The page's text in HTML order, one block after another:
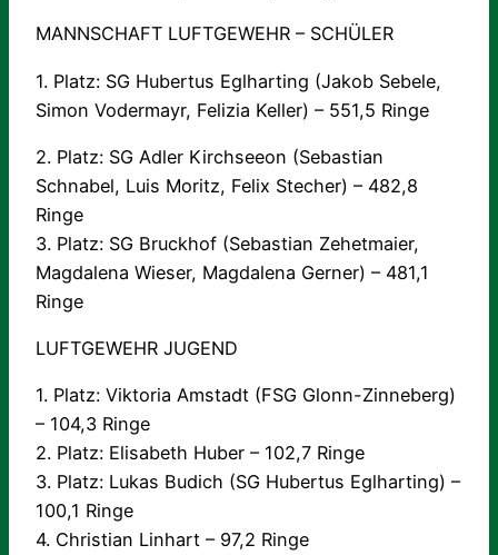
MANNSCHAFT LUFTGEWEHR – SCHÜLER
1. Platz: SG Hubertus Eglharting (Jakob Sebele,
Simon Vodermayr, Felizia Keller) – 551,5 Ringe
2. Platz: SG Adler Kirchseeon (Sebastian
Schnabel, Luis Moritz, Felix Stecher) – 482,8
Ringe
3. Platz: SG Bruckhof (Sebastian Zehetmaier,
Magdalena Wieser, Magdalena Gerner) – 481,1
Ringe
LUFTGEWEHR JUGEND
1. Platz: Viktoria Amstadt (FSG Glonn-Zinneberg)
– 104,3 Ringe
2. Platz: Elisabeth Huber – 102,7 Ringe
3. Platz: Lukas Budich (SG Hubertus Eglharting) –
100,1 Ringe
4. Christian Linhart – 97,2 Ringe